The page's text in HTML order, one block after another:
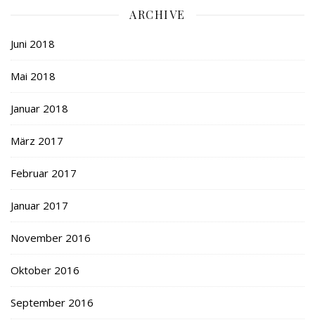
ARCHIVE
Juni 2018
Mai 2018
Januar 2018
März 2017
Februar 2017
Januar 2017
November 2016
Oktober 2016
September 2016